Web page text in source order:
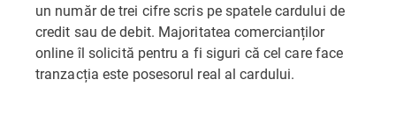
un număr de trei cifre scris pe spatele cardului de
credit sau de debit. Majoritatea comercianților
online îl solicită pentru a fi siguri că cel care face
tranzacția este posesorul real al cardului.